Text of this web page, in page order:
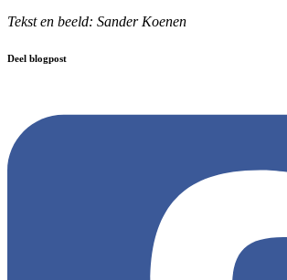
Tekst en beeld: Sander Koenen
Deel blogpost